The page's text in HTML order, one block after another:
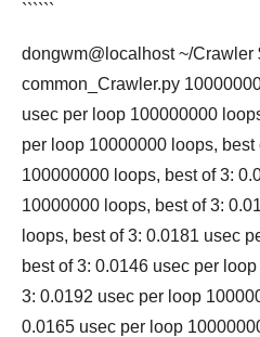
``````
dongwm@localhost ~/Crawler
common_Crawler.py
usec per loop 100000000
per loop 10000000 loops,
100000000 loops, best of 3:
10000000 loops, best of 3:
loops, best of 3: 0.0181 usec
best of 3: 0.0146 usec per
3: 0.0192 usec per loop
0.0165 usec per loop